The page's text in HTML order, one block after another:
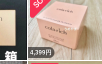
4,399円